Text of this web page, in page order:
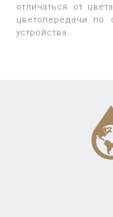
отличаться от
цветопередачи по
устройства.